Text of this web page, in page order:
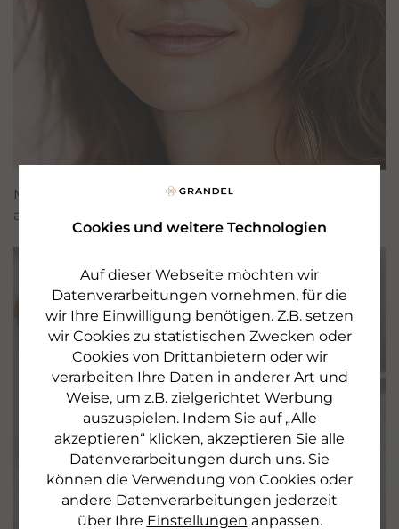
Cookies und weitere Technologien
Auf dieser Webseite möchten wir
Datenverarbeitungen vornehmen, für die
wir Ihre Einwilligung benötigen. Z.B. setzen
wir Cookies zu statistischen Zwecken oder
Cookies von Drittanbietern oder wir
verarbeiten Ihre Daten in anderer Art und
Weise, um z.B. zielgerichtet Werbung
auszuspielen. Indem Sie auf „Alle
akzeptieren“ klicken, akzeptieren Sie alle
Datenverarbeitungen durch uns. Sie
können die Verwendung von Cookies oder
andere Datenverarbeitungen jederzeit
über Ihre Einstellungen anpassen.
Moderne, ausgefallene Texturen garantieren ein
außergewöhnliches Pflegeerlebnis. Fühlen Sie es!
— Wirkung —